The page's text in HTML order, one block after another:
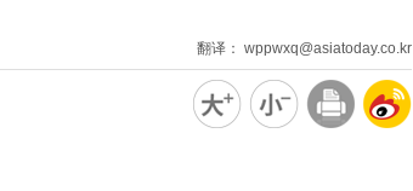
翻译： wppwxq@asiatoday.co.kr